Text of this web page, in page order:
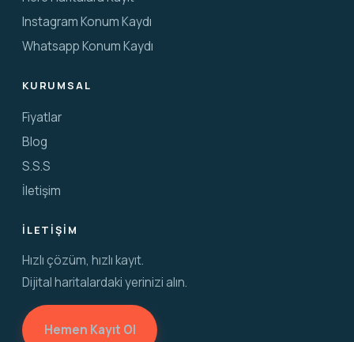
Instagram Konum Kaydı
Whatsapp Konum Kaydı
KURUMSAL
Fiyatlar
Blog
S.S.S
İletişim
İLETIŞIM
Hızlı çözüm, hızlı kayıt.
Dijital haritalardaki yerinizi alın.
Hemen Kayıt Ol